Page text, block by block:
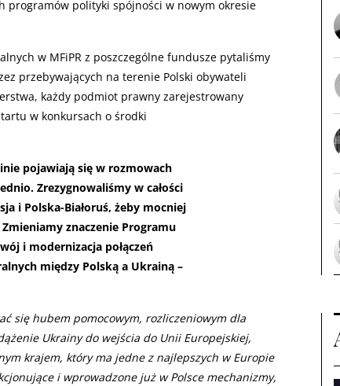
programów polityki spójności w nowym okresie
w MFiPR z poszczególne fundusze pytaliśmy
przebywających na terenie Polski obywateli
każdy podmiot prawny zarejestrowany
w konkursach o środki
pojawiają się w rozmowach
Zrezygnowaliśmy w całości
i Polska-Białoruś, żeby mocniej
znaczenie Programu
i modernizacja połączeń
między Polską a Ukrainą –
się hubem pomocowym, rozliczeniowym dla
Ukrainy do wejścia do Unii Europejskiej,
krajem, który ma jedne z najlepszych w Europie
i wprowadzone już w Polsce mechanizmy,